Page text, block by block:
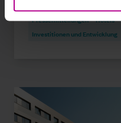
Pressemitteilungen Hotels
Investitionen und Entwicklung